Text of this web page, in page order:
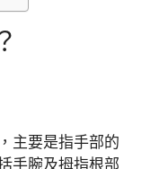
主要是指手部的
手腕及拇指根部